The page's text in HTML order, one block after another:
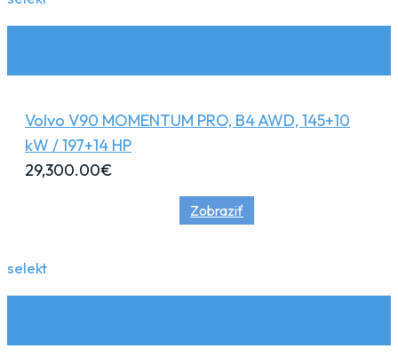
Volvo V90 MOMENTUM PRO, B4 AWD, 145+10
kW / 197+14 HP
29,300.00€
Zobraziť
selekt